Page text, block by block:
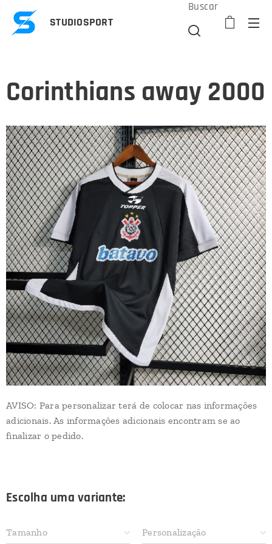
STUDIOSPORT
Buscar
Corinthians away 2000
AVISO: Para personalizar terá de colocar nas informações
adicionais. As informações adicionais encontram se ao
finalizar o pedido.
Escolha uma variante:
Tamanho Personalização